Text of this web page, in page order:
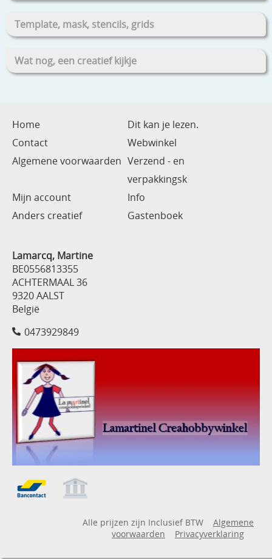
Template, mask, stencils, grids
Wat nog, een creatief kijkje
Home
Dit kan je lezen.
Contact
Webwinkel
Algemene voorwaarden Verzend - en
verpakkingsk
Mijn account
Info
Anders creatief
Gastenboek
Lamarcq, Martine
BE0556813355
ACHTERMAAL 36
9320 AALST
België
0473929849
Alle prijzen zijn Inclusief BTW
Algemene
voorwaarden
Privacyverklaring